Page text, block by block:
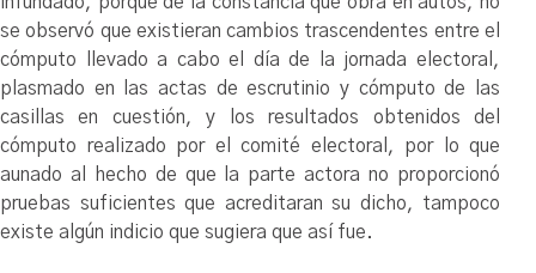
se observó que existieran cambios trascendentes entre el
cómputo llevado a cabo el día de la jornada electoral,
plasmado en las actas de escrutinio y cómputo de las
casillas en cuestión, y los resultados obtenidos del
cómputo realizado por el comité electoral, por lo que
aunado al hecho de que la parte actora no proporcionó
pruebas suficientes que acreditaran su dicho, tampoco
existe algún indicio que sugiera que así fue.